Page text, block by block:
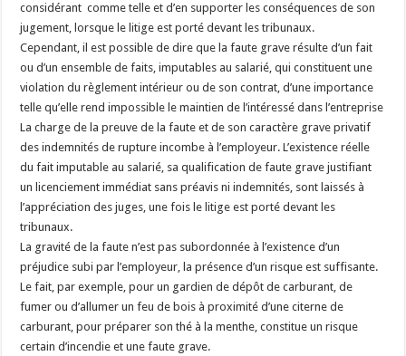
considérant comme telle et d’en supporter les conséquences de son
jugement, lorsque le litige est porté devant les tribunaux.
Cependant, il est possible de dire que la faute grave résulte d’un fait
ou d’un ensemble de faits, imputables au salarié, qui constituent une
violation du règlement intérieur ou de son contrat, d’une importance
telle qu’elle rend impossible le maintien de l’intéressé dans l’entreprise
La charge de la preuve de la faute et de son caractère grave privatif
des indemnités de rupture incombe à l’employeur. L’existence réelle
du fait imputable au salarié, sa qualification de faute grave justifiant
un licenciement immédiat sans préavis ni indemnités, sont laissés à
l’appréciation des juges, une fois le litige est porté devant les
tribunaux.
La gravité de la faute n’est pas subordonnée à l’existence d’un
préjudice subi par l’employeur, la présence d’un risque est suffisante.
Le fait, par exemple, pour un gardien de dépôt de carburant, de
fumer ou d’allumer un feu de bois à proximité d’une citerne de
carburant, pour préparer son thé à la menthe, constitue un risque
certain d’incendie et une faute grave.